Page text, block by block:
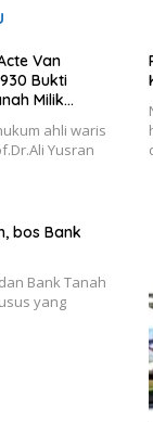
Van
Bukti
Milik
ahli waris
Yusran
bos Bank
Bank Tanah
yang